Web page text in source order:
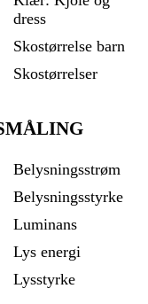
dress
Skostørrelse barn
Skostørrelser
Belysningsstrøm
Belysningsstyrke
Luminans
Lys energi
Lysstyrke